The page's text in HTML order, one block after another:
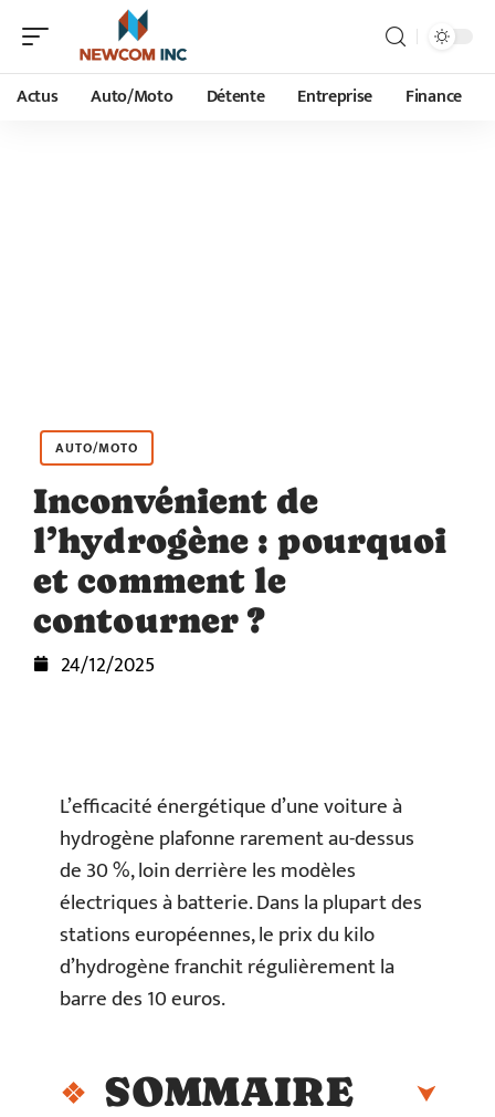
Actus Auto/Moto Détente Entreprise Finance
AUTO/MOTO
Inconvénient de
l’hydrogène : pourquoi
et comment le
contourner ?
24/12/2025
L’efficacité énergétique d’une voiture à
hydrogène plafonne rarement au-dessus
de 30 %, loin derrière les modèles
électriques à batterie. Dans la plupart des
stations européennes, le prix du kilo
d’hydrogène franchit régulièrement la
barre des 10 euros.
SOMMAIRE